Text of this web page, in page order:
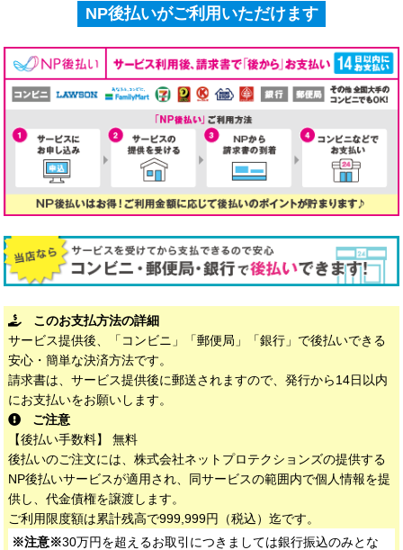
NP後払いがご利用いただけます
このお支払方法の詳細
サービス提供後、「コンビニ」「郵便局」「銀行」で後払いできる
安心・簡単な決済方法です。
請求書は、サービス提供後に郵送されますので、発行から14日以内
にお支払いをお願いします。
ご注意
【後払い手数料】 無料
後払いのご注文には、株式会社ネットプロテクションズの提供する
NP後払いサービスが適用され、同サービスの範囲内で個人情報を提
供し、代金債権を譲渡します。
ご利用限度額は累計残高で999,999円（税込）迄です。
※注意※30万円を超えるお取引につきましては銀行振込のみとな